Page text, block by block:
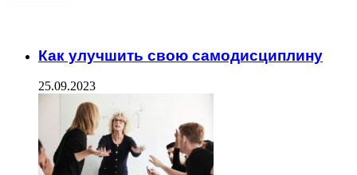
Как улучшить свою самодисциплину
25.09.2023